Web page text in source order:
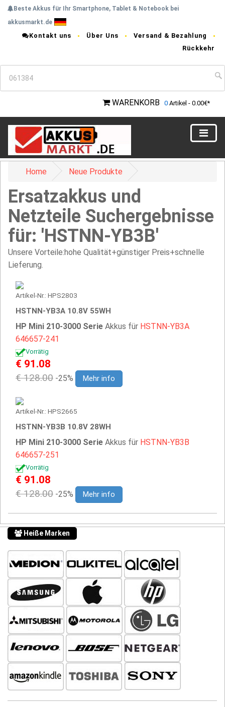
Beste Akkus für Ihr Smartphone, Tablet & Notebook bei
akkusmarkt.de
Kontakt uns Über Uns
Versand & Bezahlung
Rückkehr
WARENKORB 0 Artikel - 0.00€*
Home Neue Produkte
Ersatzakkus und
Netzteile Suchergebnisse
für: 'HSTNN-YB3B'
Unsere Vorteile:hohe Qualität+günstiger Preis+schnelle
Lieferung.
Artikel-Nr.: HPS2803
HSTNN-YB3A 10.8V 55WH
HP Mini 210-3000 Serie Akkus für HSTNN-YB3A
646657-241
Vorrätig
€ 91.08
€ 128.00 -25% Mehr info
Artikel-Nr.: HPS2665
HSTNN-YB3B 10.8V 28WH
HP Mini 210-3000 Serie Akkus für HSTNN-YB3B
646657-251
Vorrätig
€ 91.08
€ 128.00 -25% Mehr info
Heiße Marken